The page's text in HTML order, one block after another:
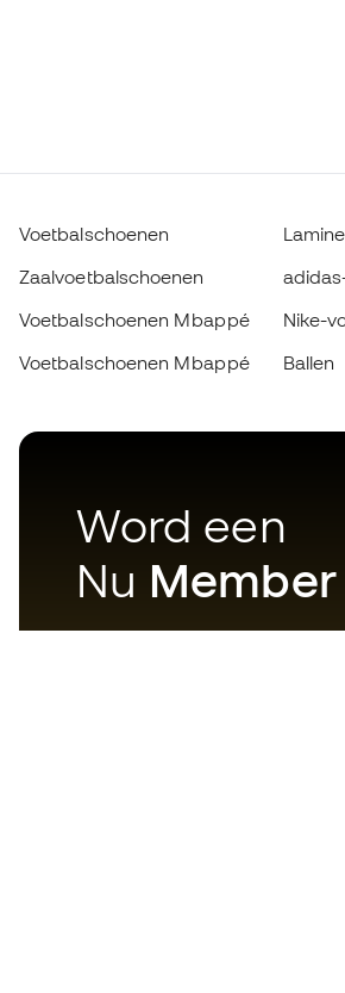
Voetbalschoenen
Zaalvoetbalschoenen
Voetbalschoenen Mbappé
Voetbalschoenen Mbappé
Nike-
Ballen
Word een
Nu Member